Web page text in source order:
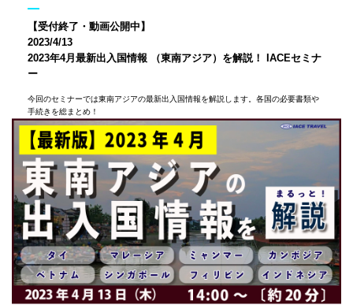
【受付終了・動画公開中】
2023/4/13
2023年4月最新出入国情報 （東南アジア）を解説！ IACEセミナ
ー
今回のセミナーでは東南アジアの最新出入国情報を解説します。各国の必要書類や
手続きを総まとめ！